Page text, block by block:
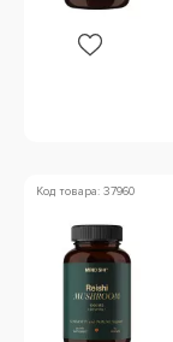
Код товара: 37960